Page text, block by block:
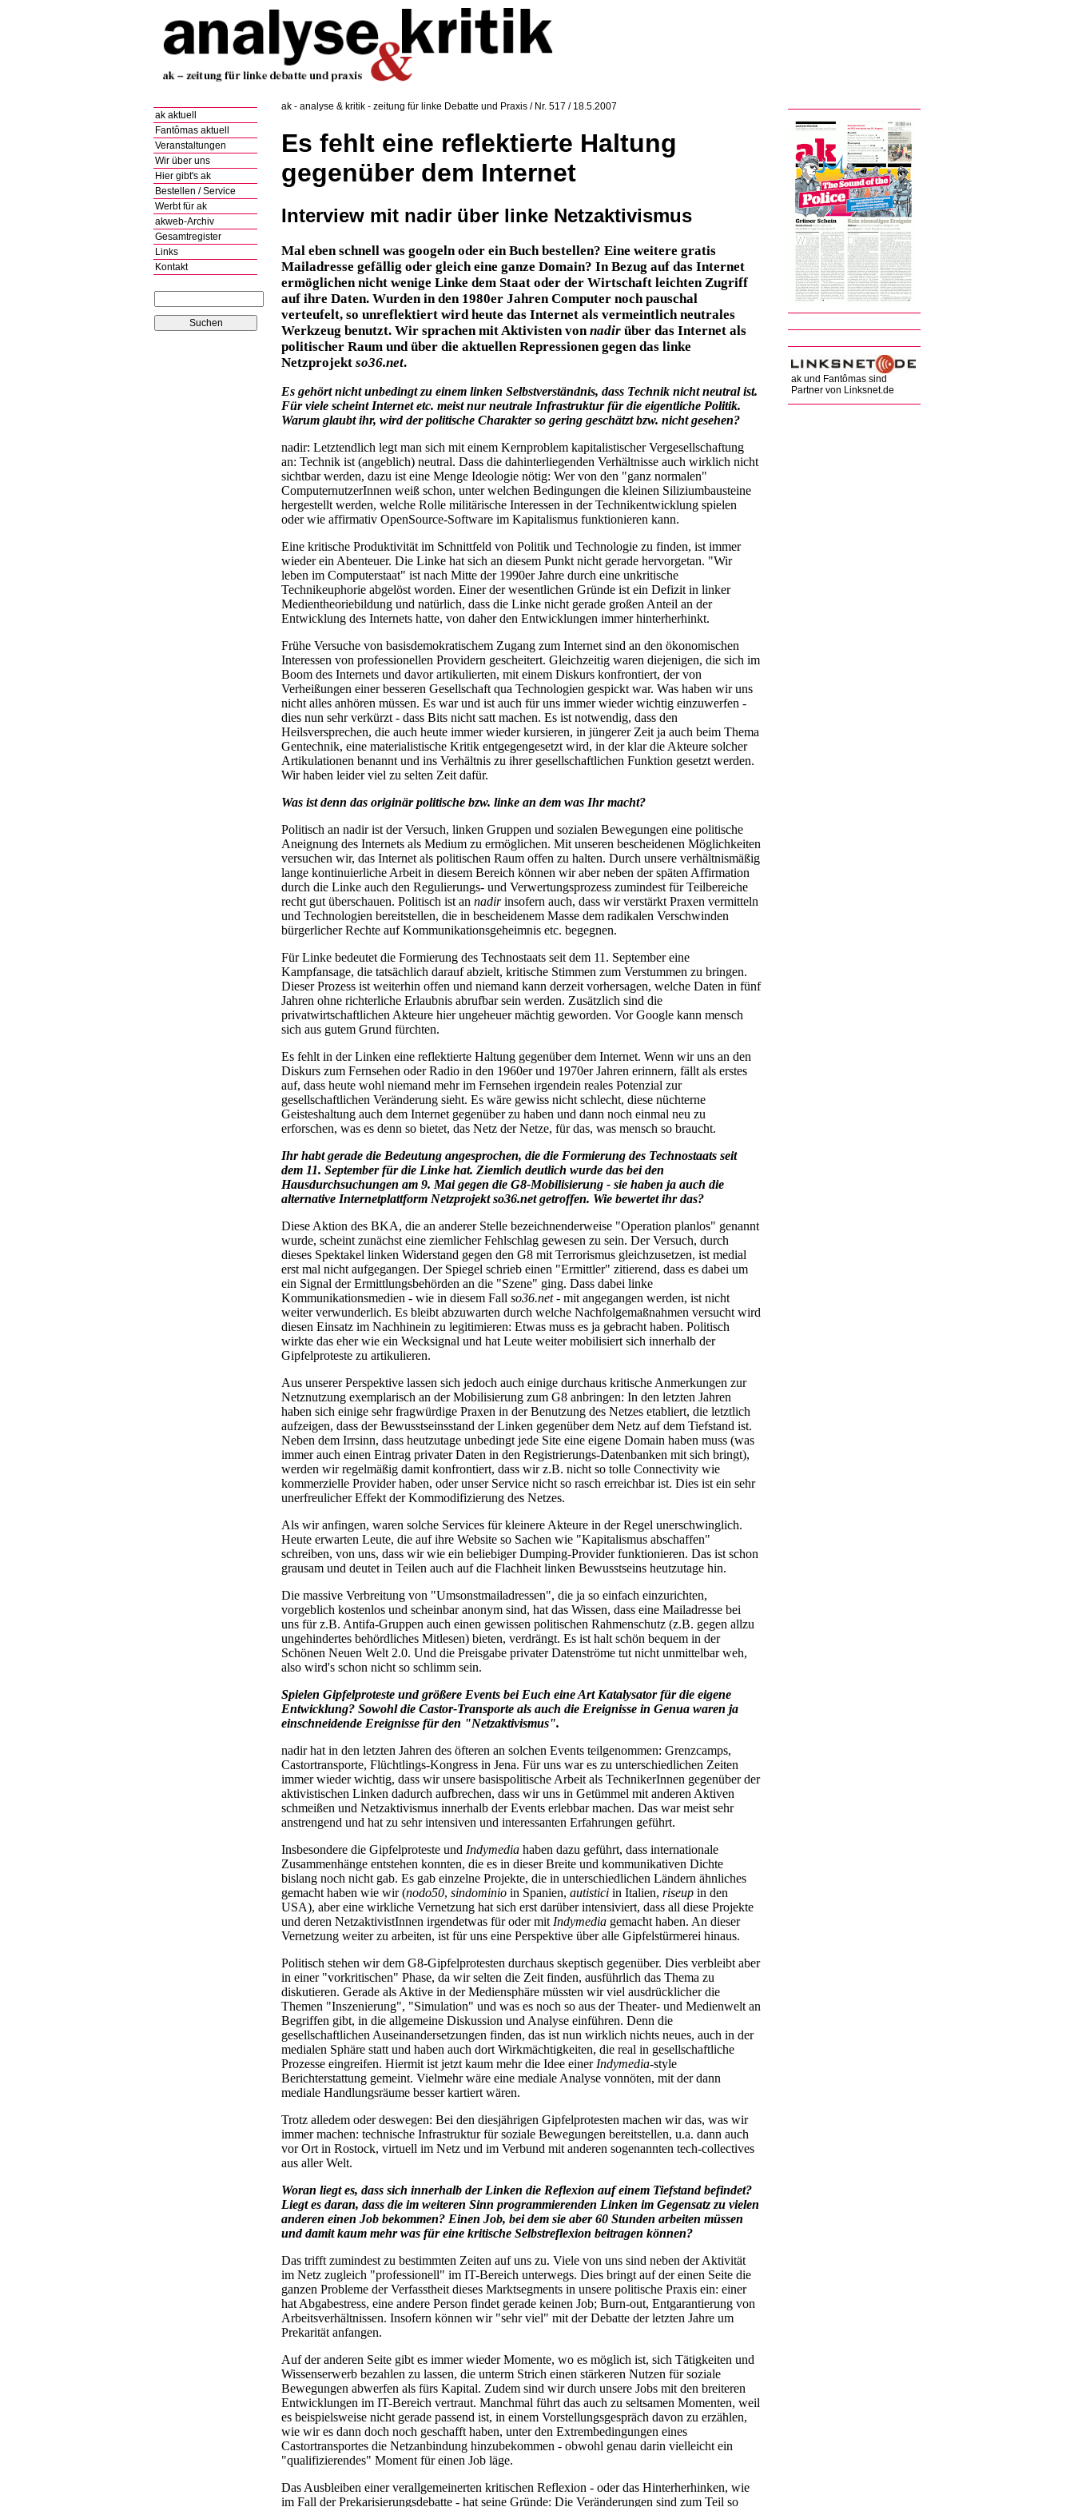
ak aktuell
Fantômas aktuell
Veranstaltungen
Wir über uns
Hier gibt's ak
Bestellen / Service
Werbt für ak
akweb-Archiv
Gesamtregister
Links
Kontakt
ak und Fantômas sind
Partner von Linksnet.de
ak - analyse & kritik - zeitung für linke Debatte und Praxis / Nr. 517 / 18.5.2007
Es fehlt eine reflektierte Haltung
gegenüber dem Internet
Interview mit nadir über linke Netzaktivismus
Mal eben schnell was googeln oder ein Buch bestellen? Eine weitere gratis
Mailadresse gefällig oder gleich eine ganze Domain? In Bezug auf das Internet
ermöglichen nicht wenige Linke dem Staat oder der Wirtschaft leichten Zugriff
auf ihre Daten. Wurden in den 1980er Jahren Computer noch pauschal
verteufelt, so unreflektiert wird heute das Internet als vermeintlich neutrales
Werkzeug benutzt. Wir sprachen mit Aktivisten vonnadir über das Internet als
politischer Raum und über die aktuellen Repressionen gegen das linke
Netzprojekt so36.net.
Es gehört nicht unbedingt zu einem linken Selbstverständnis, dass Technik nicht neutral ist.
Für viele scheint Internet etc. meist nur neutrale Infrastruktur für die eigentliche Politik.
Warum glaubt ihr, wird der politische Charakter so gering geschätzt bzw. nicht gesehen?
nadir: Letztendlich legt man sich mit einem Kernproblem kapitalistischer Vergesellschaftung
an: Technik ist (angeblich) neutral. Dass die dahinterliegenden Verhältnisse auch wirklich nicht
sichtbar werden, dazu ist eine Menge Ideologie nötig: Wer von den "ganz normalen"
ComputernutzerInnen weiß schon, unter welchen Bedingungen die kleinen Siliziumbausteine
hergestellt werden, welche Rolle militärische Interessen in der Technikentwicklung spielen
oder wie affirmativ OpenSource-Software im Kapitalismus funktionieren kann.
Eine kritische Produktivität im Schnittfeld von Politik und Technologie zu finden, ist immer
wieder ein Abenteuer. Die Linke hat sich an diesem Punkt nicht gerade hervorgetan. "Wir
leben im Computerstaat" ist nach Mitte der 1990er Jahre durch eine unkritische
Technikeuphorie abgelöst worden. Einer der wesentlichen Gründe ist ein Defizit in linker
Medientheoriebildung und natürlich, dass die Linke nicht gerade großen Anteil an der
Entwicklung des Internets hatte, von daher den Entwicklungen immer hinterherhinkt.
Frühe Versuche von basisdemokratischem Zugang zum Internet sind an den ökonomischen
Interessen von professionellen Providern gescheitert. Gleichzeitig waren diejenigen, die sich im
Boom des Internets und davor artikulierten, mit einem Diskurs konfrontiert, der von
Verheißungen einer besseren Gesellschaft qua Technologien gespickt war. Was haben wir uns
nicht alles anhören müssen. Es war und ist auch für uns immer wieder wichtig einzuwerfen -
dies nun sehr verkürzt - dass Bits nicht satt machen. Es ist notwendig, dass den
Heilsversprechen, die auch heute immer wieder kursieren, in jüngerer Zeit ja auch beim Thema
Gentechnik, eine materialistische Kritik entgegengesetzt wird, in der klar die Akteure solcher
Artikulationen benannt und ins Verhältnis zu ihrer gesellschaftlichen Funktion gesetzt werden.
Wir haben leider viel zu selten Zeit dafür.
Was ist denn das originär politische bzw. linke an dem was Ihr macht?
Politisch an nadir ist der Versuch, linken Gruppen und sozialen Bewegungen eine politische
Aneignung des Internets als Medium zu ermöglichen. Mit unseren bescheidenen Möglichkeiten
versuchen wir, das Internet als politischen Raum offen zu halten. Durch unsere verhältnismäßig
lange kontinuierliche Arbeit in diesem Bereich können wir aber neben der späten Affirmation
durch die Linke auch den Regulierungs- und Verwertungsprozess zumindest für Teilbereiche
recht gut überschauen. Politisch ist an nadirinsofern auch, dass wir verstärkt Praxen vermitteln
und Technologien bereitstellen, die in bescheidenem Masse dem radikalen Verschwinden
bürgerlicher Rechte auf Kommunikationsgeheimnis etc. begegnen.
Für Linke bedeutet die Formierung des Technostaats seit dem 11. September eine
Kampfansage, die tatsächlich darauf abzielt, kritische Stimmen zum Verstummen zu bringen.
Dieser Prozess ist weiterhin offen und niemand kann derzeit vorhersagen, welche Daten in fünf
Jahren ohne richterliche Erlaubnis abrufbar sein werden. Zusätzlich sind die
privatwirtschaftlichen Akteure hier ungeheuer mächtig geworden. Vor Google kann mensch
sich aus gutem Grund fürchten.
Es fehlt in der Linken eine reflektierte Haltung gegenüber dem Internet. Wenn wir uns an den
Diskurs zum Fernsehen oder Radio in den 1960er und 1970er Jahren erinnern, fällt als erstes
auf, dass heute wohl niemand mehr im Fernsehen irgendein reales Potenzial zur
gesellschaftlichen Veränderung sieht. Es wäre gewiss nicht schlecht, diese nüchterne
Geisteshaltung auch dem Internet gegenüber zu haben und dann noch einmal neu zu
erforschen, was es denn so bietet, das Netz der Netze, für das, was mensch so braucht.
Ihr habt gerade die Bedeutung angesprochen, die die Formierung des Technostaats seit
dem 11. September für die Linke hat. Ziemlich deutlich wurde das bei den
Hausdurchsuchungen am 9. Mai gegen die G8-Mobilisierung - sie haben ja auch die
alternative Internetplattform Netzprojekt so36.net getroffen. Wie bewertet ihr das?
Diese Aktion des BKA, die an anderer Stelle bezeichnenderweise "Operation planlos" genannt
wurde, scheint zunächst eine ziemlicher Fehlschlag gewesen zu sein. Der Versuch, durch
dieses Spektakel linken Widerstand gegen den G8 mit Terrorismus gleichzusetzen, ist medial
erst mal nicht aufgegangen. Der Spiegel schrieb einen "Ermittler" zitierend, dass es dabei um
ein Signal der Ermittlungsbehörden an die "Szene" ging. Dass dabei linke
Kommunikationsmedien - wie in diesem Fall so36.net - mit angegangen werden, ist nicht
weiter verwunderlich. Es bleibt abzuwarten durch welche Nachfolgemaßnahmen versucht wird
diesen Einsatz im Nachhinein zu legitimieren: Etwas muss es ja gebracht haben. Politisch
wirkte das eher wie ein Wecksignal und hat Leute weiter mobilisiert sich innerhalb der
Gipfelproteste zu artikulieren.
Aus unserer Perspektive lassen sich jedoch auch einige durchaus kritische Anmerkungen zur
Netznutzung exemplarisch an der Mobilisierung zum G8 anbringen: In den letzten Jahren
haben sich einige sehr fragwürdige Praxen in der Benutzung des Netzes etabliert, die letztlich
aufzeigen, dass der Bewusstseinsstand der Linken gegenüber dem Netz auf dem Tiefstand ist.
Neben dem Irrsinn, dass heutzutage unbedingt jede Site eine eigene Domain haben muss (was
immer auch einen Eintrag privater Daten in den Registrierungs-Datenbanken mit sich bringt),
werden wir regelmäßig damit konfrontiert, dass wir z.B. nicht so tolle Connectivity wie
kommerzielle Provider haben, oder unser Service nicht so rasch erreichbar ist. Dies ist ein sehr
unerfreulicher Effekt der Kommodifizierung des Netzes.
Als wir anfingen, waren solche Services für kleinere Akteure in der Regel unerschwinglich.
Heute erwarten Leute, die auf ihre Website so Sachen wie "Kapitalismus abschaffen"
schreiben, von uns, dass wir wie ein beliebiger Dumping-Provider funktionieren. Das ist schon
grausam und deutet in Teilen auch auf die Flachheit linken Bewusstseins heutzutage hin.
Die massive Verbreitung von "Umsonstmailadressen", die ja so einfach einzurichten,
vorgeblich kostenlos und scheinbar anonym sind, hat das Wissen, dass eine Mailadresse bei
uns für z.B. Antifa-Gruppen auch einen gewissen politischen Rahmenschutz (z.B. gegen allzu
ungehindertes behördliches Mitlesen) bieten, verdrängt. Es ist halt schön bequem in der
Schönen Neuen Welt 2.0. Und die Preisgabe privater Datenströme tut nicht unmittelbar weh,
also wird's schon nicht so schlimm sein.
Spielen Gipfelproteste und größere Events bei Euch eine Art Katalysator für die eigene
Entwicklung? Sowohl die Castor-Transporte als auch die Ereignisse in Genua waren ja
einschneidende Ereignisse für den "Netzaktivismus".
nadir hat in den letzten Jahren des öfteren an solchen Events teilgenommen: Grenzcamps,
Castortransporte, Flüchtlings-Kongress in Jena. Für uns war es zu unterschiedlichen Zeiten
immer wieder wichtig, dass wir unsere basispolitische Arbeit als TechnikerInnen gegenüber der
aktivistischen Linken dadurch aufbrechen, dass wir uns in Getümmel mit anderen Aktiven
schmeißen und Netzaktivismus innerhalb der Events erlebbar machen. Das war meist sehr
anstrengend und hat zu sehr intensiven und interessanten Erfahrungen geführt.
Insbesondere die Gipfelproteste und Indymedia haben dazu geführt, dass internationale
Zusammenhänge entstehen konnten, die es in dieser Breite und kommunikativen Dichte
bislang noch nicht gab. Es gab einzelne Projekte, die in unterschiedlichen Ländern ähnliches
gemacht haben wie wir (nodo50, sindominio in Spanien, autistici in Italien, riseup in den
USA), aber eine wirkliche Vernetzung hat sich erst darüber intensiviert, dass all diese Projekte
und deren NetzaktivistInnen irgendetwas für oder mit Indymedia gemacht haben. An dieser
Vernetzung weiter zu arbeiten, ist für uns eine Perspektive über alle Gipfelstürmerei hinaus.
Politisch stehen wir dem G8-Gipfelprotesten durchaus skeptisch gegenüber. Dies verbleibt aber
in einer "vorkritischen" Phase, da wir selten die Zeit finden, ausführlich das Thema zu
diskutieren. Gerade als Aktive in der Mediensphäre müssten wir viel ausdrücklicher die
Themen "Inszenierung", "Simulation" und was es noch so aus der Theater- und Medienwelt an
Begriffen gibt, in die allgemeine Diskussion und Analyse einführen. Denn die
gesellschaftlichen Auseinandersetzungen finden, das ist nun wirklich nichts neues, auch in der
medialen Sphäre statt und haben auch dort Wirkmächtigkeiten, die real in gesellschaftliche
Prozesse eingreifen. Hiermit ist jetzt kaum mehr die Idee einer Indymedia-style
Berichterstattung gemeint. Vielmehr wäre eine mediale Analyse vonnöten, mit der dann
mediale Handlungsräume besser kartiert wären.
Trotz alledem oder deswegen: Bei den diesjährigen Gipfelprotesten machen wir das, was wir
immer machen: technische Infrastruktur für soziale Bewegungen bereitstellen, u.a. dann auch
vor Ort in Rostock, virtuell im Netz und im Verbund mit anderen sogenannten tech-collectives
aus aller Welt.
Woran liegt es, dass sich innerhalb der Linken die Reflexion auf einem Tiefstand befindet?
Liegt es daran, dass die im weiteren Sinn programmierenden Linken im Gegensatz zu vielen
anderen einen Job bekommen? Einen Job, bei dem sie aber 60 Stunden arbeiten müssen
und damit kaum mehr was für eine kritische Selbstreflexion beitragen können?
Das trifft zumindest zu bestimmten Zeiten auf uns zu. Viele von uns sind neben der Aktivität
im Netz zugleich "professionell" im IT-Bereich unterwegs. Dies bringt auf der einen Seite die
ganzen Probleme der Verfasstheit dieses Marktsegments in unsere politische Praxis ein: einer
hat Abgabestress, eine andere Person findet gerade keinen Job; Burn-out, Entgarantierung von
Arbeitsverhältnissen. Insofern können wir "sehr viel" mit der Debatte der letzten Jahre um
Prekarität anfangen.
Auf der anderen Seite gibt es immer wieder Momente, wo es möglich ist, sich Tätigkeiten und
Wissenserwerb bezahlen zu lassen, die unterm Strich einen stärkeren Nutzen für soziale
Bewegungen abwerfen als fürs Kapital. Zudem sind wir durch unsere Jobs mit den breiteren
Entwicklungen im IT-Bereich vertraut. Manchmal führt das auch zu seltsamen Momenten, weil
es beispielsweise nicht gerade passend ist, in einem Vorstellungsgespräch davon zu erzählen,
wie wir es dann doch noch geschafft haben, unter den Extrembedingungen eines
Castortransportes die Netzanbindung hinzubekommen - obwohl genau darin vielleicht ein
"qualifizierendes" Moment für einen Job läge.
Das Ausbleiben einer verallgemeinerten kritischen Reflexion - oder das Hinterherhinken, wie
im Fall der Prekarisierungsdebatte - hat seine Gründe: Die Veränderungen sind zum Teil so